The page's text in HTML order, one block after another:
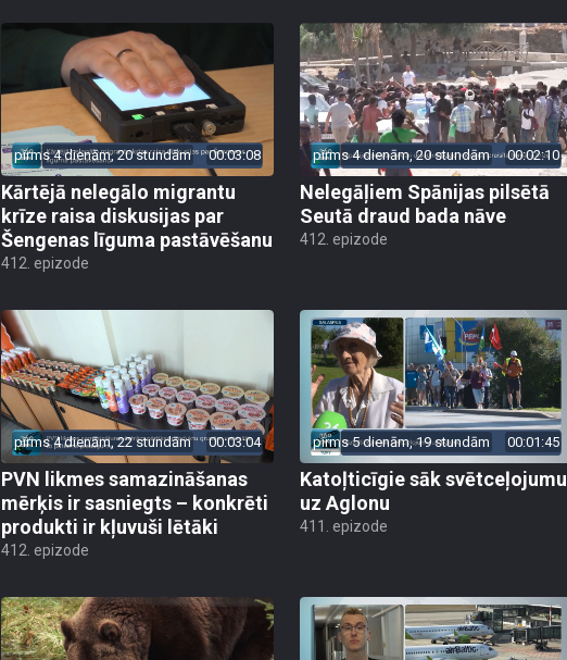
pirms 4 dienām, 20 stundām 00:03:08
Kārtējā nelegālo migrantu
krīze raisa diskusijas par
Šengenas līguma pastāvēšanu
412. epizode
pirms 4 dienām, 20 stundām 00:02:10
Nelegāļiem Spānijas pilsētā
Seutā draud bada nāve
412. epizode
pirms 4 dienām, 22 stundām 00:03:04
PVN likmes samazināšanas
mērķis ir sasniegts – konkrēti
produkti ir kļuvuši lētāki
412. epizode
pirms 5 dienām, 19 stundām 00:01:45
Katoļticīgie sāk svētceļojumu
uz Aglonu
411. epizode